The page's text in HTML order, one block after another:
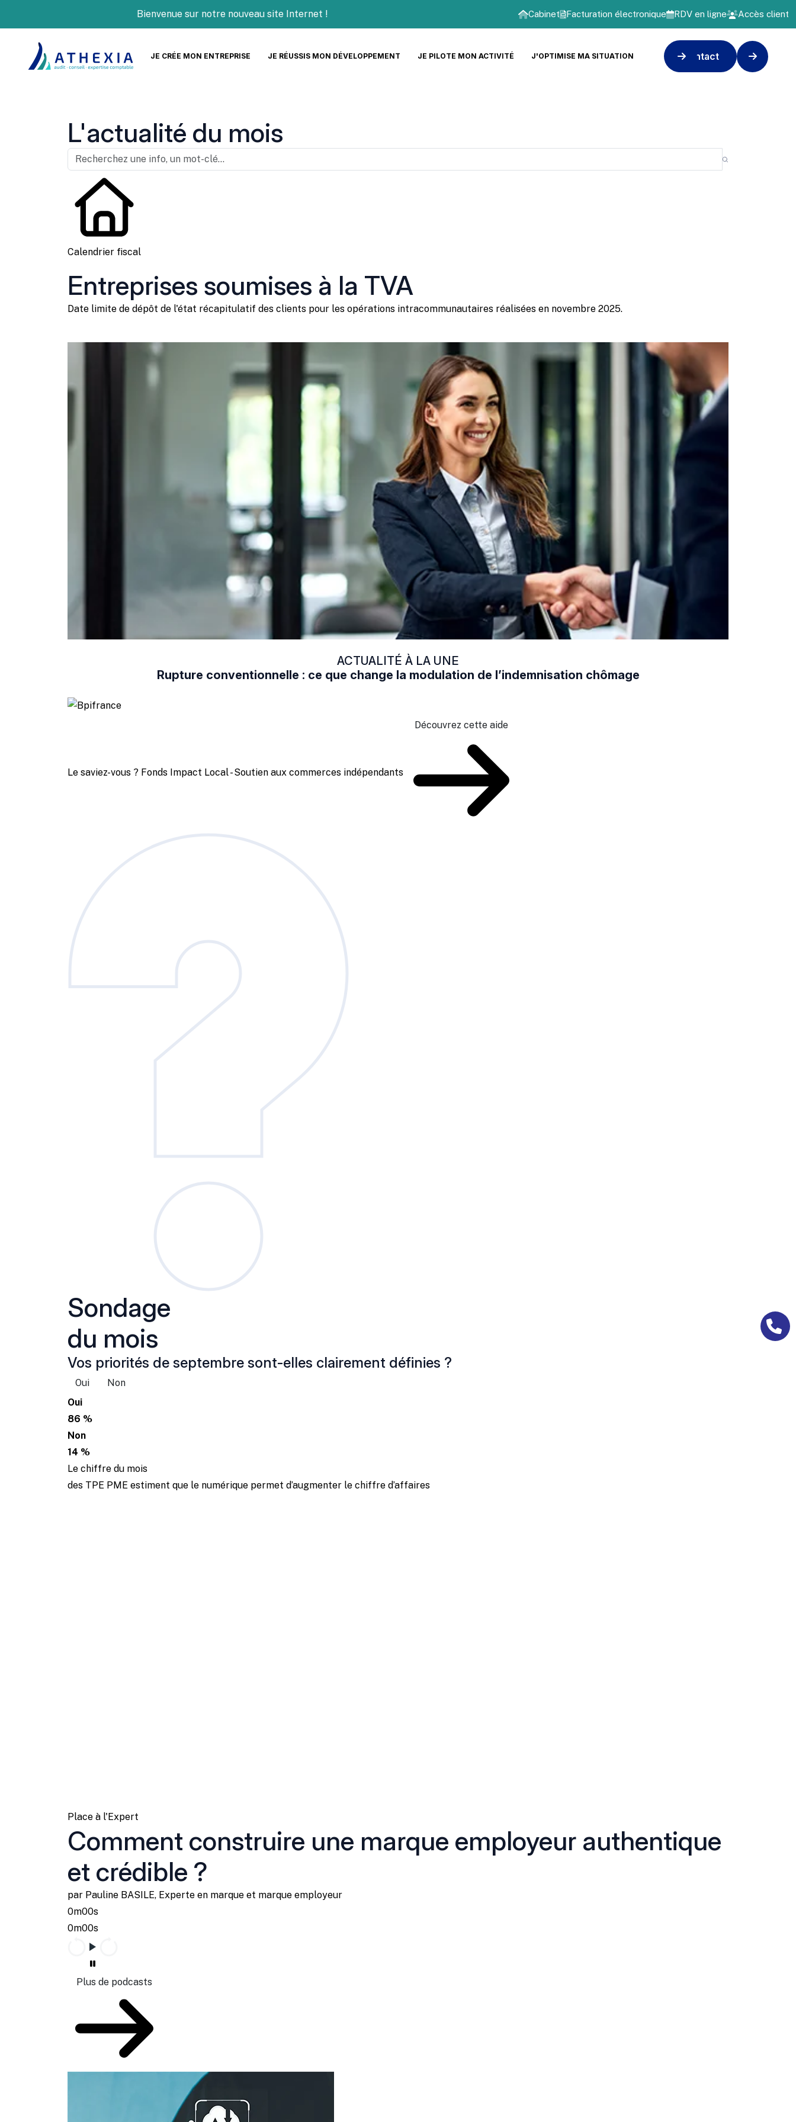
Bienvenue sur notre nouveau site Internet ! Cabinet Facturation électronique RDV en ligne Accès client
JE CRÉE MON ENTREPRISE JE RÉUSSIS MON DÉVELOPPEMENT JE PILOTE MON ACTIVITÉ J'OPTIMISE MA SITUATION Contact
L'actualité du mois
Calendrier fiscal
Entreprises soumises à la TVA
Date limite de dépôt de l'état récapitulatif des clients pour les opérations intracommunautaires réalisées en novembre 2025.
ACTUALITÉ À LA UNE
Rupture conventionnelle : ce que change la modulation de l’indemnisation chômage
Le saviez-vous ? Fonds Impact Local - Soutien aux commerces indépendants
Découvrez cette aide
Sondage
du mois
Vos priorités de septembre sont-elles clairement définies ?
Oui
Non
Oui
86 %
Non
14 %
Le chiffre du mois
des TPE PME estiment que le numérique permet d’augmenter le chiffre d’affaires
Place à l'Expert
Comment construire une marque employeur authentique
et crédible ?
par Pauline BASILE, Experte en marque et marque employeur
0m00s
0m00s
Plus de podcasts